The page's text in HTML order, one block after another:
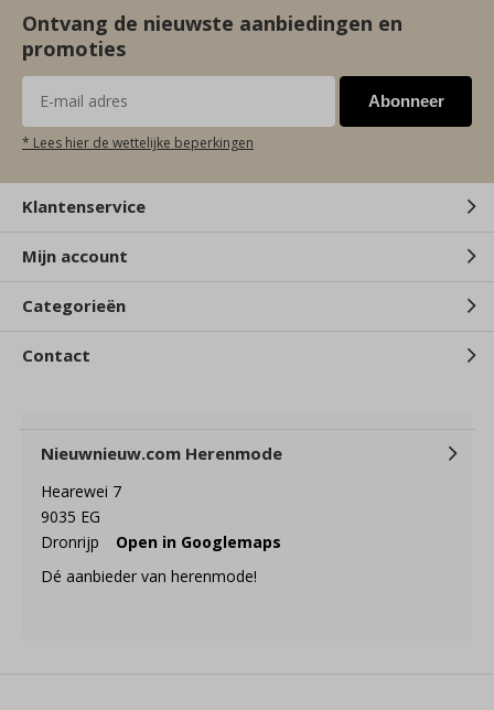
Ontvang de nieuwste aanbiedingen en
promoties
Abonneer
* Lees hier de wettelijke beperkingen
Klantenservice
Mijn account
Categorieën
Contact
Nieuwnieuw.com Herenmode
Hearewei 7
9035 EG
Dronrijp
Open in Googlemaps
Dé aanbieder van herenmode!